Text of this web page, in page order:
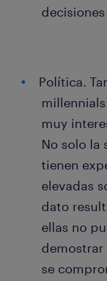
Política.
muy
No solo la
tienen
elevadas
dato
ellas no
demostrar
se